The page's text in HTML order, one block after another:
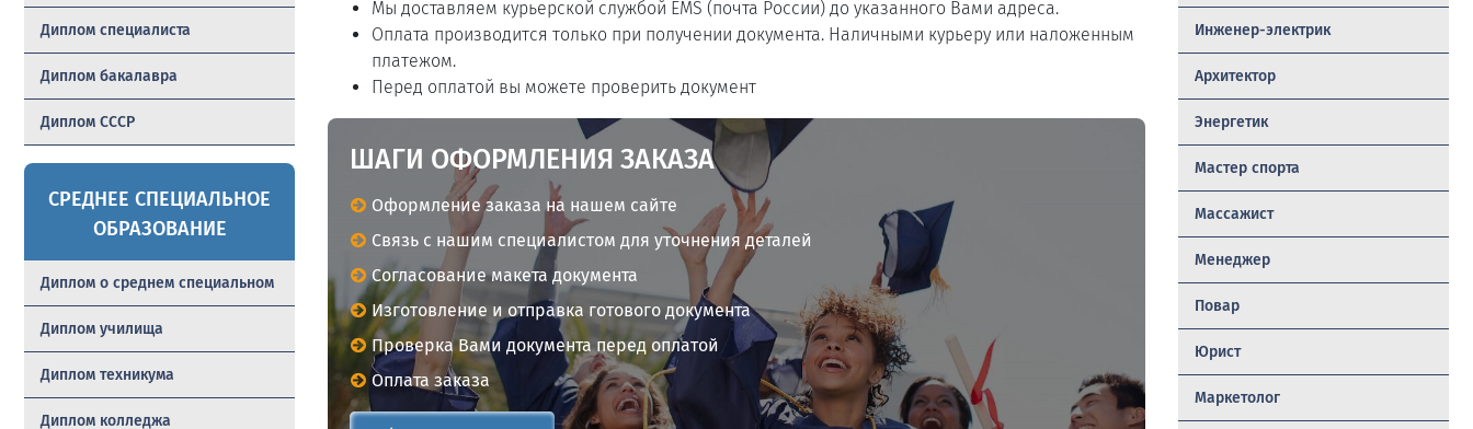
Диплом специалиста
Диплом бакалавра
Диплом СССР
СРЕДНЕЕ СПЕЦИАЛЬНОЕ
ОБРАЗОВАНИЕ
Диплом о среднем специальном
Диплом училища
Диплом техникума
Диплом колледжа
Мы доставляем курьерской службой EMS (почта России) до указанного Вами адреса.
Оплата производится только при получении документа. Наличными курьеру или наложенным
платежом.
Перед оплатой вы можете проверить документ
ШАГИ ОФОРМЛЕНИЯ ЗАКАЗА
Оформление заказа на нашем сайте
Связь с нашим специалистом для уточнения деталей
Согласование макета документа
Изготовление и отправка готового документа
Проверка Вами документа перед оплатой
Оплата заказа
Инженер-электрик
Архитектор
Энергетик
Мастер спорта
Массажист
Менеджер
Повар
Юрист
Маркетолог